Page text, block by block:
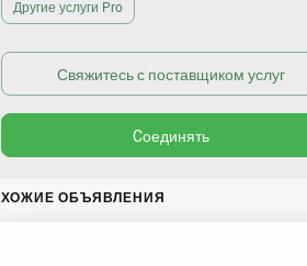
Другие услуги Pro
ОБЪЯВЛЕНИЯ